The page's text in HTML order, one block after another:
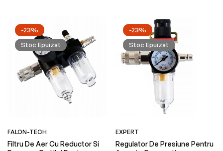
-23%
Stoc Epuizat
FALON-TECH
Filtru De Aer Cu Reductor Si
-23%
Stoc Epuizat
EXPERT
Regulator De Presiune Pentru